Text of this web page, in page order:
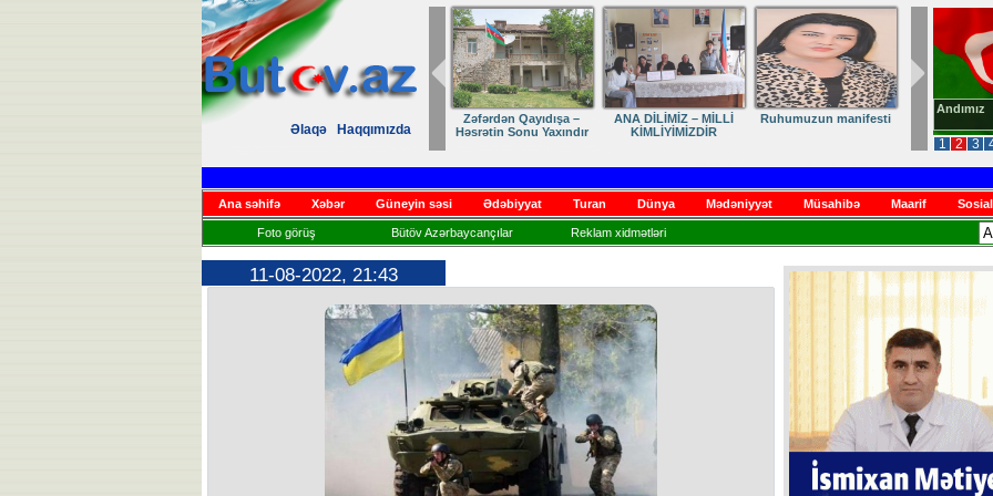
Əlaqə
Haqqımızda
1 2 3
Andımız
Zəfərdən Qayıdışa –
Həsrətin Sonu Yaxındır
ANA DİLİMİZ – MİLLİ
KİMLİYİMİZDİR
Ruhumuzun manifesti
Ana səhifə Xəbər Güneyin səsi Ədəbiyyat Turan Dünya Mədəniyyət Müsahibə Maarif
Foto görüş Bütöv Azərbaycançılar Reklam xidmətləri
11-08-2022, 21:43